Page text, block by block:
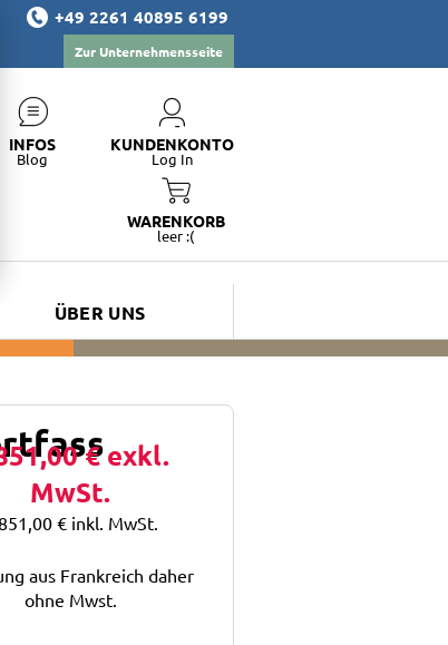
+49 2261 40895 6199
Zur Unternehmensseite
INFOS
Blog
KUNDENKONTO
Log In
WARENKORB
leer :(
ÜBER UNS
€exkl.
MwSt.
€ inkl. MwSt.
aus Frankreich daher
ohne Mwst.